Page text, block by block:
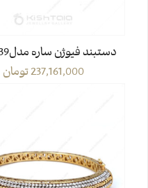
دستبند فیوژن ساره مدلDFS-139
237,161,000تومان